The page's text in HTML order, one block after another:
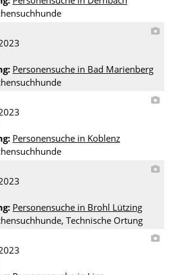
Personensuche in Bad Marienberg
Personensuche in Koblenz
Personensuche in Brohl Lützing
Technische Ortung